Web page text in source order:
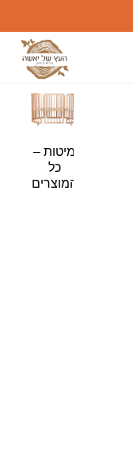
מיטות –
כל
המוצרים